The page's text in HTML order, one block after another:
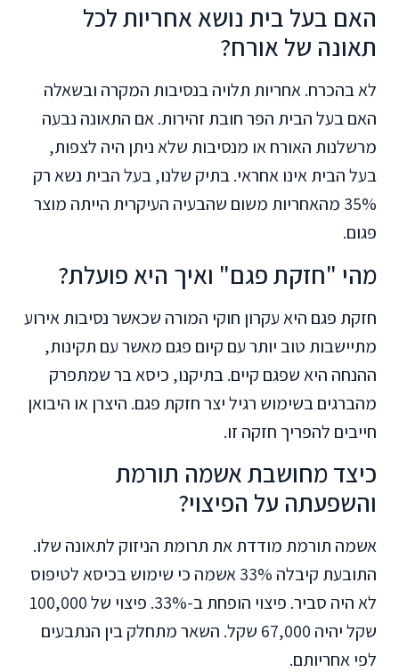
האם בעל בית נושא אחריות לכל
תאונה של אורח?
לא בהכרח. אחריות תלויה בנסיבות המקרה ובשאלה
האם בעל הבית הפר חובת זהירות. אם התאונה נבעה
מרשלנות האורח או מנסיבות שלא ניתן היה לצפות,
בעל הבית אינו אחראי. בתיק שלנו, בעל הבית נשא רק
35% מהאחריות משום שהבעיה העיקרית הייתה מוצר
פגום.
מהי "חזקת פגם" ואיך היא פועלת?
חזקת פגם היא עקרון חוקי המורה שכאשר נסיבות אירוע
מתיישבות טוב יותר עם קיום פגם מאשר עם תקינות,
ההנחה היא שפגם קיים. בתיקנו, כיסא בר שמתפרק
מהברגים בשימוש רגיל יצר חזקת פגם. היצרן או היבואן
חייבים להפריך חזקה זו.
כיצד מחושבת אשמה תורמת
והשפעתה על הפיצוי?
אשמה תורמת מודדת את תרומת הניזוק לתאונה שלו.
התובעת קיבלה 33% אשמה כי שימוש בכיסא לטיפוס
לא היה סביר. פיצוי הופחת ב-33%. פיצוי של 100,000
שקל יהיה 67,000 שקל. השאר מתחלק בין הנתבעים
לפי אחריותם.